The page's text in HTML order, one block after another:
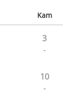
Kam
3
-
10
-